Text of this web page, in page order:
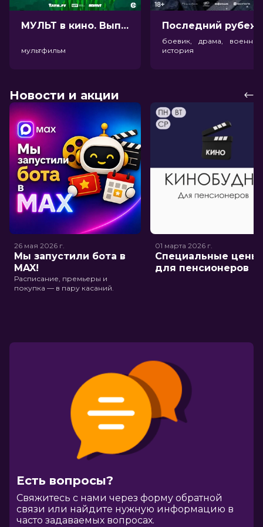
МУЛЬТ в кино. Выпуск №198. Некогда скучать (0+)
мультфильм
боевик, драма,
история
Новости и акции
26 мая 2026 г.
Мы запустили бота в
MAX!
Расписание, премьеры и
покупка — в пару касаний.
01 марта 2026 г.
Специальные цены
для пенсионеров
Есть вопросы?
Cвяжитесь с нами через форму обратной
связи или найдите нужную информацию в
часто задаваемых вопросах.